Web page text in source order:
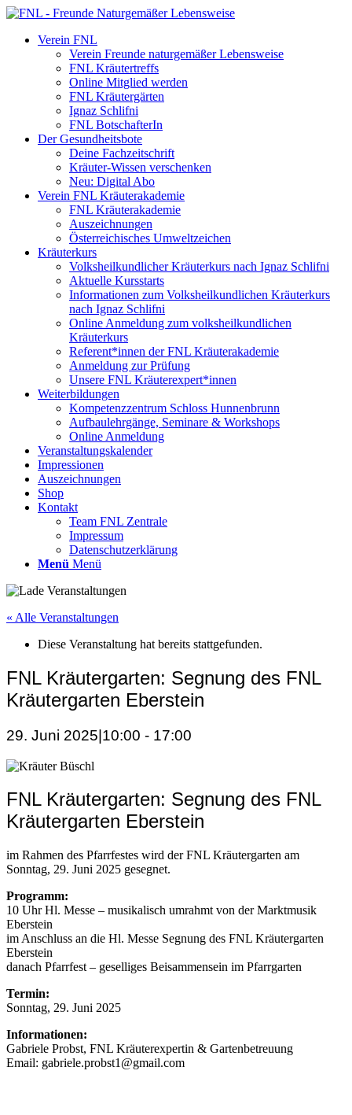
Verein FNL
Verein Freunde naturgemäßer Lebensweise
FNL Kräutertreffs
Online Mitglied werden
FNL Kräutergärten
Ignaz Schlifni
FNL BotschafterIn
Der Gesundheitsbote
Deine Fachzeitschrift
Kräuter-Wissen verschenken
Neu: Digital Abo
Verein FNL Kräuterakademie
FNL Kräuterakademie
Auszeichnungen
Österreichisches Umweltzeichen
Kräuterkurs
Volksheilkundlicher Kräuterkurs nach Ignaz Schlifni
Aktuelle Kursstarts
Informationen zum Volksheilkundlichen Kräuterkurs
nach Ignaz Schlifni
Online Anmeldung zum volksheilkundlichen
Kräuterkurs
Referent*innen der FNL Kräuterakademie
Anmeldung zur Prüfung
Unsere FNL Kräuterexpert*innen
Weiterbildungen
Kompetenzzentrum Schloss Hunnenbrunn
Aufbaulehrgänge, Seminare & Workshops
Online Anmeldung
Veranstaltungskalender
Impressionen
Auszeichnungen
Shop
Kontakt
Team FNL Zentrale
Impressum
Datenschutzerklärung
Menü Menü
« Alle Veranstaltungen
Diese Veranstaltung hat bereits stattgefunden.
FNL Kräutergarten: Segnung des FNL
Kräutergarten Eberstein
29. Juni 2025|10:00 - 17:00
FNL Kräutergarten: Segnung des FNL
Kräutergarten Eberstein
im Rahmen des Pfarrfestes wird der FNL Kräutergarten am
Sonntag, 29. Juni 2025 gesegnet.
Programm:
10 Uhr Hl. Messe – musikalisch umrahmt von der Marktmusik
Eberstein
im Anschluss an die Hl. Messe Segnung des FNL Kräutergarten
Eberstein
danach Pfarrfest – geselliges Beisammensein im Pfarrgarten
Termin:
Sonntag, 29. Juni 2025
Informationen:
Gabriele Probst, FNL Kräuterexpertin & Gartenbetreuung
Email: gabriele.probst1@gmail.com